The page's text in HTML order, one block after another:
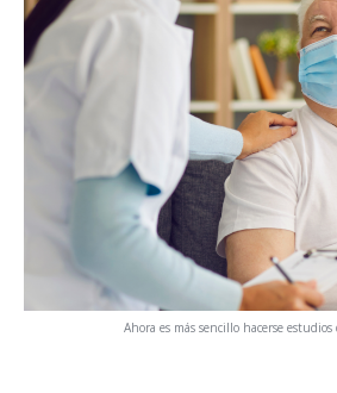
Ahora es más sencillo hacerse